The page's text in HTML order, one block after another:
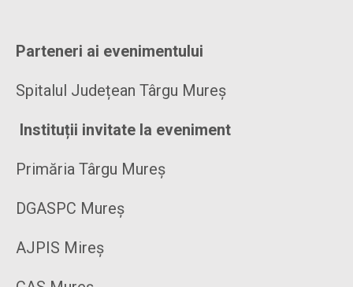
Parteneri ai evenimentului
Spitalul Județean Târgu Mureș
Instituții invitate la eveniment
Primăria Târgu Mureș
DGASPC Mureș
AJPIS Mireș